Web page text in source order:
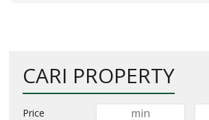
CARI PROPERTY
Price